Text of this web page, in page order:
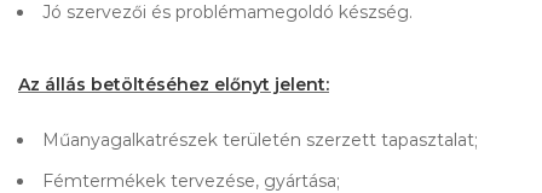
Jó szervezői és problémamegoldó készség.
Az állás betöltéséhez előnyt jelent:
Műanyagalkatrészek területén szerzett tapasztalat;
Fémtermékek tervezése, gyártása;